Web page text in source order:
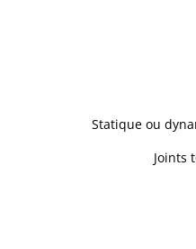
Statique ou
Joints